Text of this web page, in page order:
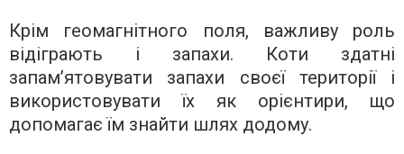
Крім геомагнітного поля, важливу роль
відіграють і запахи. Коти здатні
запам’ятовувати запахи своєї території і
використовувати їх як орієнтири, що
допомагає їм знайти шлях додому.